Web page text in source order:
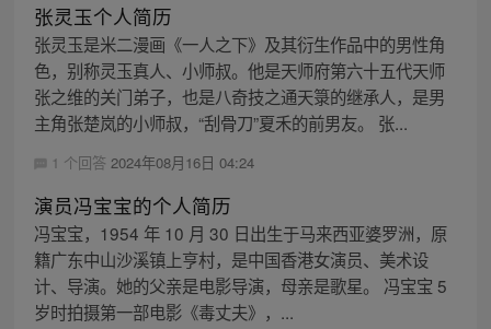
张灵玉个人简历
张灵玉是米二漫画《一人之下》及其衍生作品中的男性角
色，别称灵玉真人、小师叔。他是天师府第六十五代天师
张之维的关门弟子，也是八奇技之通天箓的继承人，是男
主角张楚岚的小师叔，“刮骨刀”夏禾的前男友。 张...
1 个回答 2024年08月16日 04:24
演员冯宝宝的个人简历
冯宝宝，1954 年 10 月 30 日出生于马来西亚婆罗洲，原
籍广东中山沙溪镇上亨村，是中国香港女演员、美术设
计、导演。她的父亲是电影导演，母亲是歌星。 冯宝宝 5
岁时拍摄第一部电影《毒丈夫》，...